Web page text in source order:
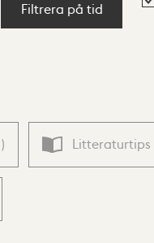
Filtrera på tid
) Litteraturtips